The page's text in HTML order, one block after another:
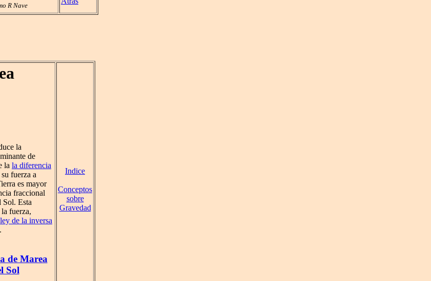
R Nave
la
de
la la diferencia
su fuerza a
es mayor
fraccional
Sol. Esta
fuerza,
ley de la inversa
.
de Marea
Sol
Indice
Conceptos
sobre
Gravedad